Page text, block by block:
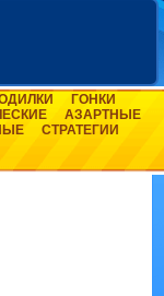
ГОНКИ
АЗАРТНЫЕ
СТРАТЕГИИ